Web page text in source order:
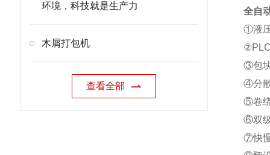
环境，科技就是生产力
木屑打包机
查看全部
全自
①液
③包
④分
⑤卷
⑥双
⑦快